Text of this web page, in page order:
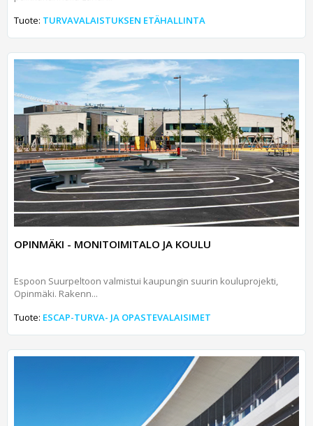
Tuote: TURVAVALAISTUKSEN ETÄHALLINTA
OPINMÄKI - MONITOIMITALO JA KOULU
Espoon Suurpeltoon valmistui kaupungin suurin kouluprojekti,
Opinmäki. Rakenn...
Tuote: ESCAP-TURVA- JA OPASTEVALAISIMET